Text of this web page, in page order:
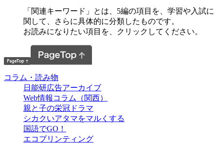
「関連キーワード」とは、5編の項目を、学習や入試に
関して、さらに具体的に分類したものです。
お読みになりたい項目を、クリックしてください。
コラム・読み物
日能研広告アーカイブ
Web情報コラム（関西）
親と子の栄冠ドラマ
シカクいアタマをマルくする
国語でGO！
エコプリンティング